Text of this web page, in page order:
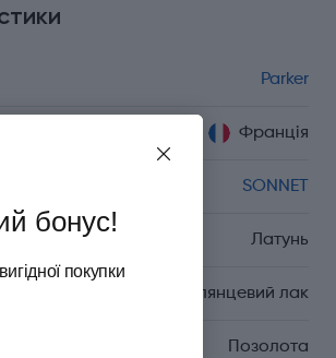
Parker
Франція
SONNET
Латунь
Глянцевий лак
Позолота
бонус!
покупки